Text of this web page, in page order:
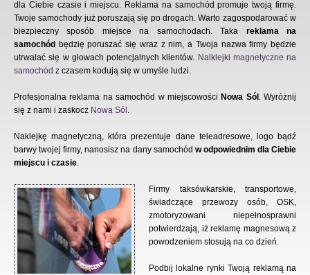
dla Ciebie czasie i miejscu. Reklama na samochód promuje twoją firmę.
Twoje samochody już poruszają się po drogach. Warto zagospodarować w
biezpieczny sposób miejsce na samochodach. Taka reklama na
samochód będzię poruszać się wraz z nim, a Twoja nazwa firmy będzie
utrwalać się w głowach potencjalnych klientów. Nalklejki magnetyczne na
samochód z czasem kodują się w umyśle ludzi.
Profesjonalna reklama na samochód w miejscowości Nowa Sól . Wyróżnij
się z nami i zaskocz Nowa Sól .
Naklejkę magnetyczną, która prezentuje dane teleadresowe, logo bądź
barwy twojej firmy, nanosisz na dany samochód w odpowiednim dla Ciebie
miejscu i czasie.
Firmy taksówkarskie, transportowe,
świadczące przewozy osób, OSK,
zmotoryzowani niepełnosprawni
potwierdzają, iż reklamę magnesową z
powodzeniem stosują na co dzień.
Podbij lokalne rynki Twoją reklamą na